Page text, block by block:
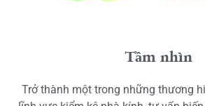
Tầm nhìn
Trở thành một trong những thương